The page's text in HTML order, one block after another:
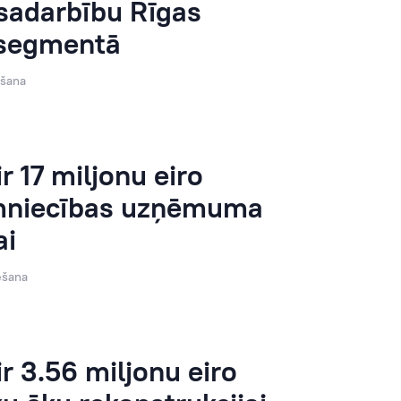
Rīgas
17 miljonu eiro
uzņēmuma
3.56 miljonu eiro